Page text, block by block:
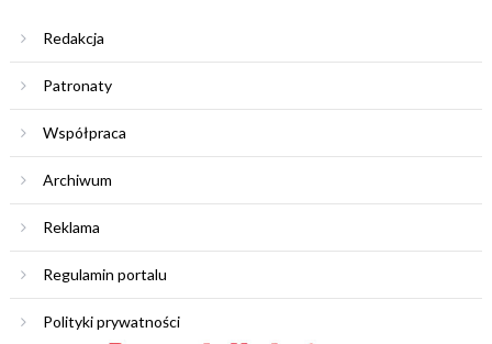
Redakcja
Patronaty
Współpraca
Archiwum
Reklama
Regulamin portalu
Polityki prywatności